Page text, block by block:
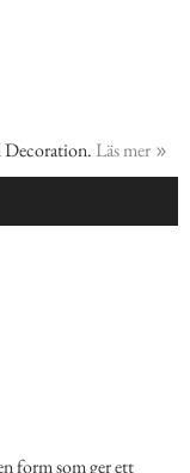
Decoration. Läs mer
form som ger ett